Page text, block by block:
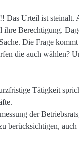
Das Urteil ist steinalt.
ihre Berechtigung.
Die Frage
die auch wählen?
Tätigkeit
der
berücksichtigen,